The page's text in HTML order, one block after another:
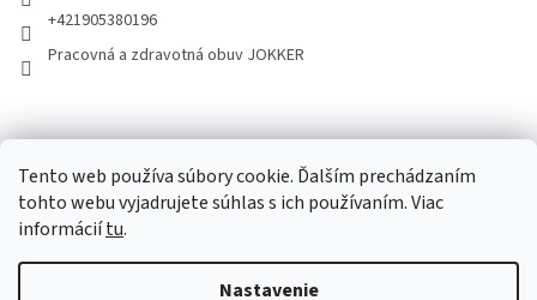
Tento web používa súbory cookie. Ďalším prechádzaním
tohto webu vyjadrujete súhlas s ich používaním. Viac
informáciítu.
Nastavenie
+421905380196
Pracovná a zdravotná obuv JOKKER
Facebook